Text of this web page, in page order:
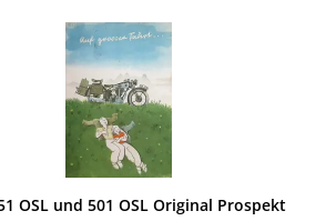
OSL und 501 OSL Original Prospekt